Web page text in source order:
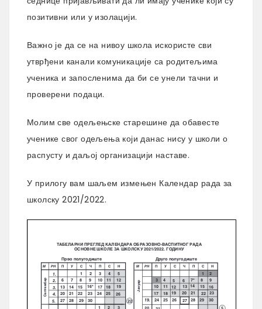
позитивни или у изолацији.
Важно је да се на нивоу школа искористе сви
утврђени канали комуникације са родитељима
ученика и запосленима да би се унели тачни и
проверени подаци.
Молим све одељењске старешине да обавесте
ученике свог одељења који данас нису у школи о
распусту и даљој организацији наставе.
У прилогу вам шаљем измењен Календар рада за
школску 2021/2022.